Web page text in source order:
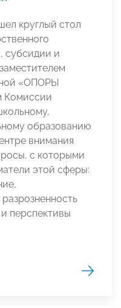
круглый стол
субсидии и
«ОПОРЫ
Комиссии
образованию
внимания
с которыми
этой сферы:
перспективы